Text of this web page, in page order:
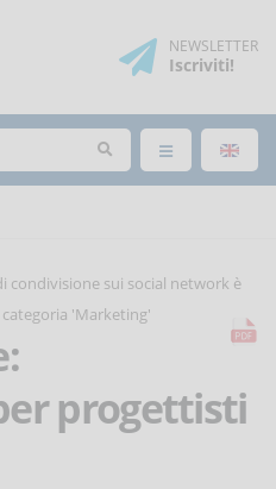
NEWSLETTER
Iscriviti!
condivisione sui social network è
categoria 'Marketing'
progettisti